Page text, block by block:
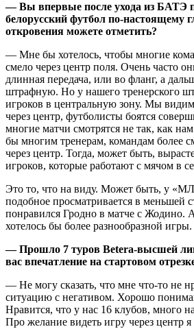
— Вы впервые после ухода из БАТЭ
белорусский футбол по-настоящему
откровения можете отметить?
— Мне бы хотелось, чтобы многие
смело через центр поля. Очень часто
длинная передача, или во фланг, а
штрафную. Но у нашего тренерского
игроков в центральную зону. Мы
через центр, футболисты боятся
многие матчи смотрятся не так, как
бы многим тренерам, командам более
через центр. Тогда, может быть,
игроков, которые работают с мячом в
Это то, что на виду. Может быть, у
подобное просматривается в меньшей
понравился Гродно в матче с Жодино.
хотелось бы более разнообразной игры.
— Прошло 7 туров Betera-высшей
вас впечатление на стартовом
— Не могу сказать, что мне что-то не
ситуацию с негативом. Хорошо
Нравится, что у нас 16 клубов, много
Про желание видеть игру через центр